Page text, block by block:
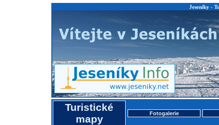
Jeseníky -
Turistické
mapy
Fotogalerie